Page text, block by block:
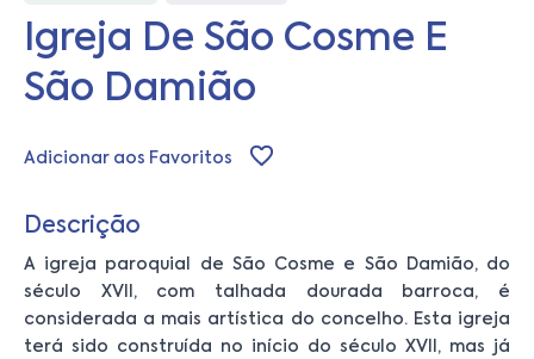
Igreja De São Cosme E
São Damião
Adicionar aos Favoritos
Descrição
A igreja paroquial de São Cosme e São Damião, do
século XVII, com talhada dourada barroca, é
considerada a mais artística do concelho. Esta igreja
terá sido construída no início do século XVII, mas já